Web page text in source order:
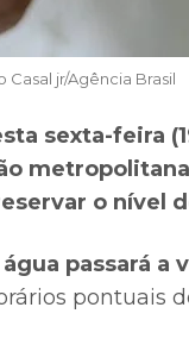
Casal jr/Agência Brasil
sexta-feira
metropolitana
o nível
passará a
pontuais